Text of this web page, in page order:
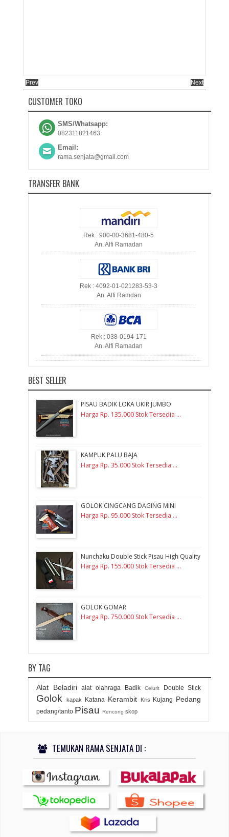
Prev Next
CUSTOMER TOKO
SMS/Whatsapp:
082311821463
Email:
rama.senjata@gmail.com
TRANSFER BANK
Rek : 900-00-3681-480-5
An. Alfi Ramadan
Rek : 4092-01-021283-53-3
An. Alfi Ramdan
Rek : 038-0194-171
An. Alfi Ramadan
BEST SELLER
PISAU BADIK LOKA UKIR JUMBO
Harga Rp. 135.000 Stok Tersedia ...
KAMPUK PALU BAJA
Harga Rp. 35.000 Stok Tersedia ...
GOLOK CINGCANG DAGING MINI
Harga Rp. 95.000 Stok Tersedia ...
Nunchaku Double Stick Pisau High Quality
Harga Rp. 155.000 Stok Tersedia ...
GOLOK GOMAR
Harga Rp. 750.000 Stok Tersedia ...
BY TAG
Alat Beladiri alat olahraga Badik Celurit Double Stick
Golok kapak Katana Kerambit Kris Kujang Pedang
pedang/tanto Pisau Rencong skop
TEMUKAN RAMA SENJATA DI :